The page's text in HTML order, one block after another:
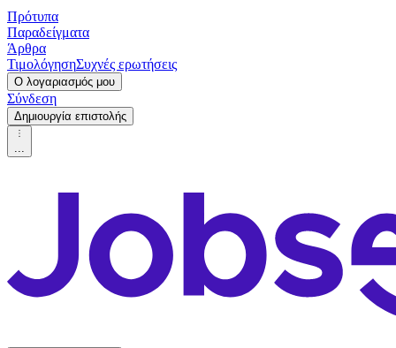
Πρότυπα
Παραδείγματα
Άρθρα
ΤιμολόγησηΣυχνές ερωτήσεις
Ο λογαριασμός μου
Σύνδεση
Δημιουργία επιστολής
...